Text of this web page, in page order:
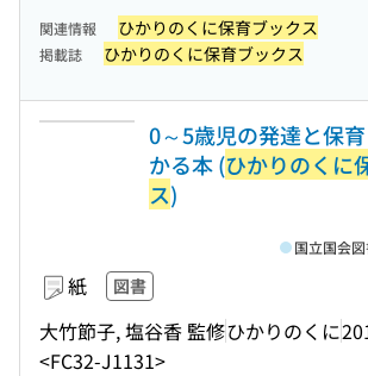
関連情報 ひかりのくに保育ブックス
掲載誌 ひかりのくに保育ブックス
0～5歳児の発達と保
かる本 (ひかりのくに
ス)
紙 図書
大竹節子, 塩谷香 監修ひかりのくに
<FC32-J1131>
国立国会